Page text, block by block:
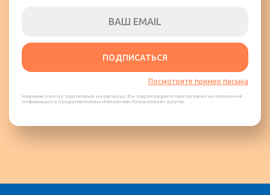
ПОДПИСАТЬСЯ
Посмотрите пример письма
Нажимая кнопку подписаться на рассылку, Вы подтверждаете свое согласие на получение
информации о предоставляемых «Магазином Путешествий» услугах.